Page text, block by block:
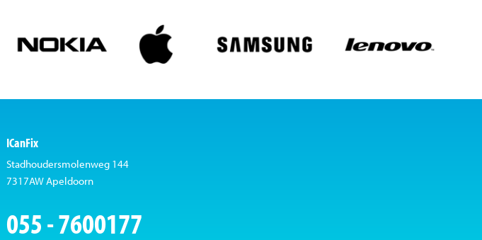
ICanFix
Stadhoudersmolenweg 144
7317AW Apeldoorn
055 - 7600177